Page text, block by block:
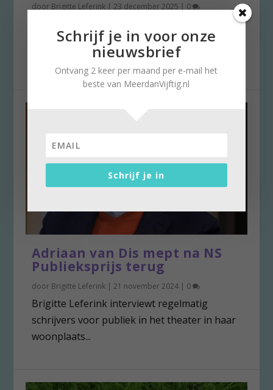
door Brigitte Leferink |23 december 2025 | 0
door even ontspannen. De laatste dagen van
Adriaan van Dis mept na NS
Publieksprijs terug
door Brigitte Leferink |21 november 2024 | 0
Brigitte Leferink interviewt regelmatig
schrijvers voor publiek in het theater in haar
woonplaats...
Schrijf je in voor onze
nieuwsbrief
Ontvang 2 keer per maand per e-mail het
beste van MeerdanVijftig.nl
Schrijf je in